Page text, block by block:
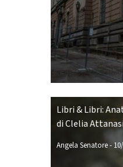
Libri & Libri:
di Clelia
Angela Senatore-